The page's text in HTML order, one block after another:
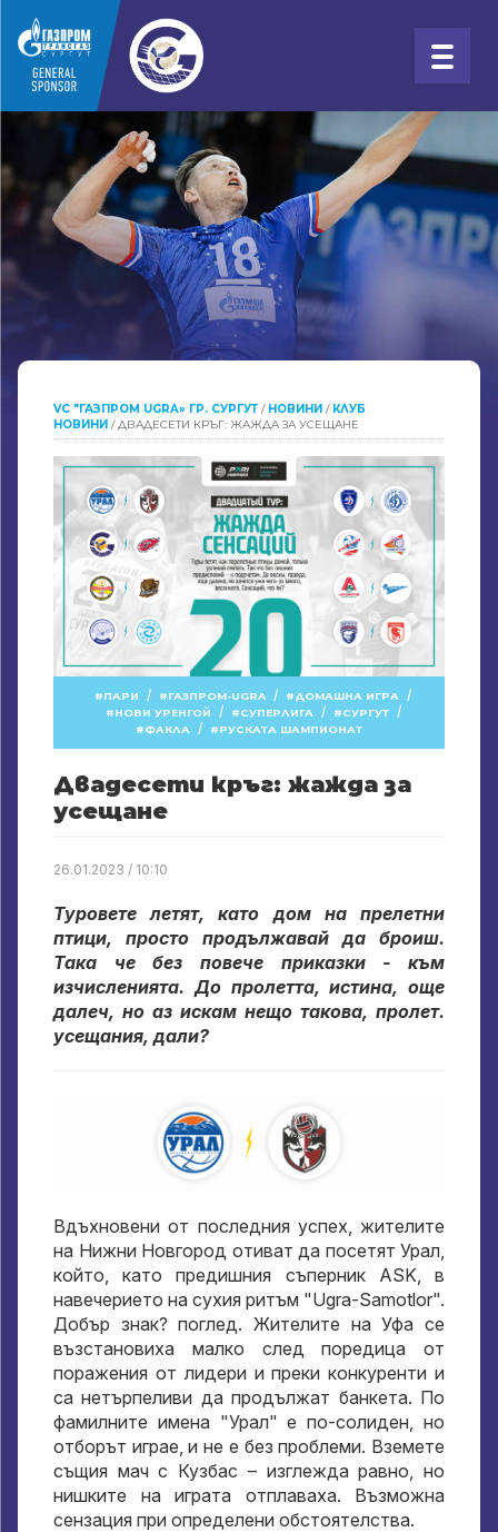
VC "ГАЗПРОМ UGRA» ГР. СУРГУТ / НОВИНИ / КЛУБ
НОВИНИ /ДВАДЕСЕТИ КРЪГ: ЖАЖДА ЗА УСЕЩАНЕ
ПАРИ / ГАЗПРОМ-UGRA / ДОМАШНА ИГРА /
НОВИ УРЕНГОЙ / СУПЕРЛИГА / СУРГУТ /
ФАКЛА / РУСКАТА ШАМПИОНАТ
Двадесети кръг: жажда за
усещане
26.01.2023 / 10:10
Туровете летят, като дом на прелетни
птици, просто продължавай да броиш.
Така че без повече приказки - към
изчисленията. До пролетта, истина, още
далеч, но аз искам нещо такова, пролет.
усещания, дали?
Вдъхновени от последния успех, жителите
на Нижни Новгород отиват да посетят Урал,
който, като предишния съперник ASK, в
навечерието на сухия ритъм "Ugra-Samotlor".
Добър знак? поглед. Жителите на Уфа се
възстановиха малко след поредица от
поражения от лидери и преки конкуренти и
са нетърпеливи да продължат банкета. По
фамилните имена "Урал" е по-солиден, но
отборът играе, и не е без проблеми. Вземете
същия мач с Кузбас – изглежда равно, но
нишките на играта отплаваха. Възможна
сензация при определени обстоятелства.